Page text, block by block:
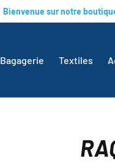
Bienvenue sur notre
Bagagerie Textiles